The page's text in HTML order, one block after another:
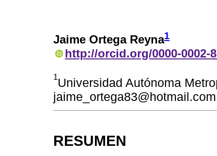
Jaime Ortega Reyna1
http://orcid.org/0000-0002-
1Universidad Autónoma
jaime_ortega83@hotmail.com
RESUMEN